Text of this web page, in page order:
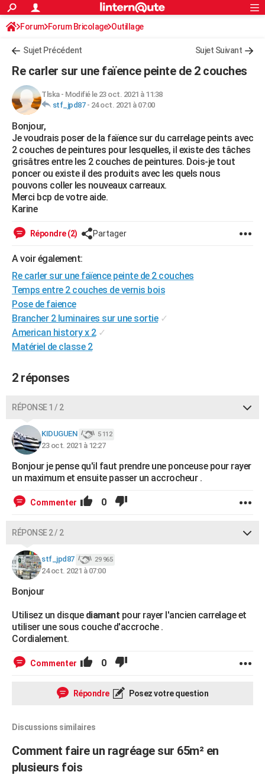
ACTUALITÉS
Politique
Société
Faits Divers
Education
Monde
Villes
+
FINANCE
Retraite
Impôts
Epargne
Immobilier
Risques naturels par ville
Banque
Assurance
Crédit
AUTO
Essais
Réserver un essai
Citadines
Berlines
SUV
Forum auto
+HIGH-TECH
Mobiles
Meilleur smartphone
Internet
Ordinateurs
Jeux vidéo
Guide high-tech
+BRICOLAGE
Forum
Aménagement intérieur
Extérieur
Cuisine
Salle de bains
Jardinage
Rangement
WEEK-END
Guides de France
Escapades
Patrimoine
Expositions
Musées
Week-end nature
+LIFESTYLE
Art de vivre
Bien-être
Loisirs
Mode
Modes de vie
SANTE
VOYAGE
Destinations
City break
Voyage nature
Voyage de noces
Forum
Climat
PHOTO
GUIDES D'ACHAT
BONS PLANS
CARTE DE VOEUX
Carte de Noël
Carte Bonne année
Carte Saint-Valentin
Carte Pâques
Carte d'anniversaire
DICTIONNAIRE
S'inscrire
Se connecter
Lycées
Collèges
Primaires
Universités
Entreprises
Service militaire
Avis de recherche
AVIS DE DÉCÈS
FORUM
S'inscrire
Connexion
Forum Forum Bricolage Outillage
Sujet Précédent Sujet Suivant
Re carler sur une faïence peinte de 2 couches
Tlska- Modifié le 23 oct. 2021 à 11:38
stf_jpd87- 24 oct. 2021 à 07:00
Bonjour,
Je voudrais poser de la faïence sur du carrelage peints avec
2 couches de peintures pour lesquelles, il existe des tâches
grisâtres entre les 2 couches de peintures. Dois-je tout
poncer ou existe il des produits avec les quels nous
pouvons coller les nouveaux carreaux.
Merci bcp de votre aide.
Karine
Répondre (2) Partager
A voir également:
Re carler sur une faïence peinte de 2 couches
Temps entre 2 couches de vernis bois
Pose de faience
Brancher 2 luminaires sur une sortie ✓
American history x 2 ✓
Matériel de classe 2
2 réponses
RÉPONSE 1 / 2
KIDUGUEN 5 112
23 oct. 2021 à 12:27
Bonjour je pense qu'il faut prendre une ponceuse pour rayer
un maximum et ensuite passer un accrocheur .
Commenter 0
RÉPONSE 2 / 2
stf_jpd87 29 965
24 oct. 2021 à 07:00
Bonjour
Utilisez un disquediamant pour rayer l'ancien carrelage et
utiliser une sous couche d'accroche .
Cordialement.
Commenter 0
Répondre Posez votre question
Discussions similaires
Comment faire un ragréage sur 65m² en
plusieurs fois